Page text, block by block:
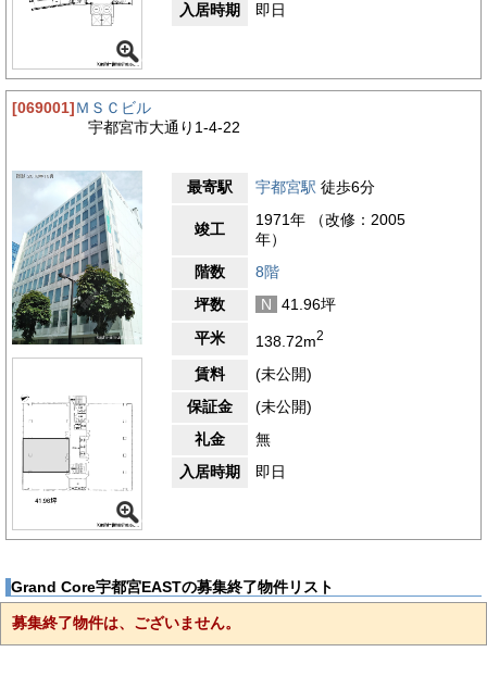
入居時期
即日
[069001]ＭＳＣビル
宇都宮市大通り1-4-22
最寄駅 宇都宮駅 徒歩6分
竣工
1971年 （改修：2005
年）
階数
8階
坪数
N
41.96坪
平米
138.72m2
賃料
(未公開)
保証金
(未公開)
礼金
無
入居時期
即日
Grand Core宇都宮EASTの募集終了物件リスト
募集終了物件は、ございません。